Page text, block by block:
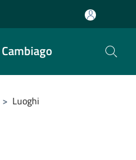
> Luoghi